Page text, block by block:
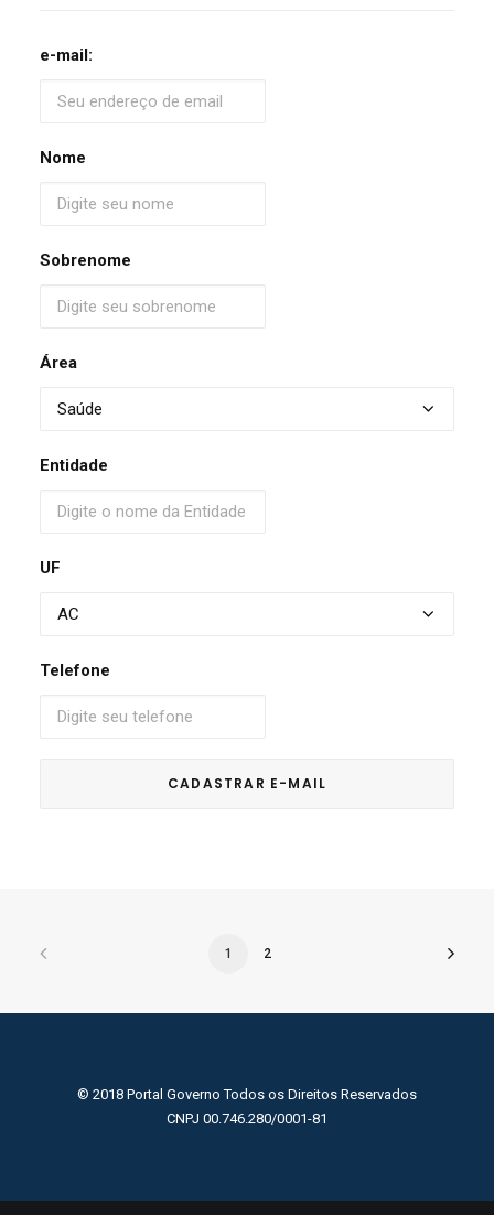
e-mail:
Nome
Sobrenome
Área
Entidade
UF
Telefone
1 2
© 2018 Portal Governo Todos os Direitos Reservados
CNPJ 00.746.280/0001-81